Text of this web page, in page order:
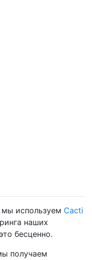
используем Cacti
наших
бесценно.
получаем